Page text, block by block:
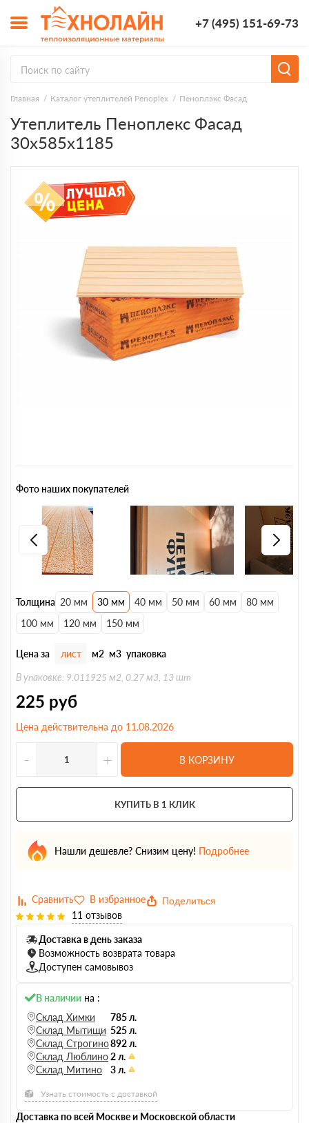
+7 (495) 151-69-73
Главная Каталог утеплителей Penoplex Пеноплэкс Фасад
Утеплитель Пеноплекс Фасад
30х585х1185
Толщина 20 мм 30 мм 40 мм 50 мм 60 мм
80 мм
100 мм
120 мм 150 мм
Цена за лист м2 м3 упаковка
В упаковке: 9.011925 м2, 0.27 м3, 13 шт
225 руб
Цена действительна до 11.08.2026
- + В КОРЗИНУ
КУПИТЬ В 1 КЛИК
Нашли дешевле? Снизим цену! Подробнее
Поделиться
11 отзывов
Доставка в день заказа
Возможность возврата товара
Доступен самовывоз
В наличии на :
Склад Химки
785 л.
Склад Мытищи 525 л.
Склад Строгино892 л.
Склад Люблино2 л.
Склад Митино
3 л.
Узнать стоимость с доставкой
Доставка по всей Москве и Московской области
Фото наших покупателей